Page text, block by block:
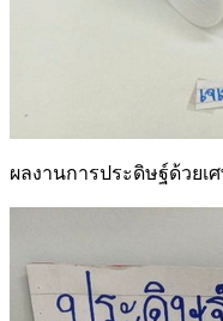
ผลงานการประดิษฐ์ด้วยเศ